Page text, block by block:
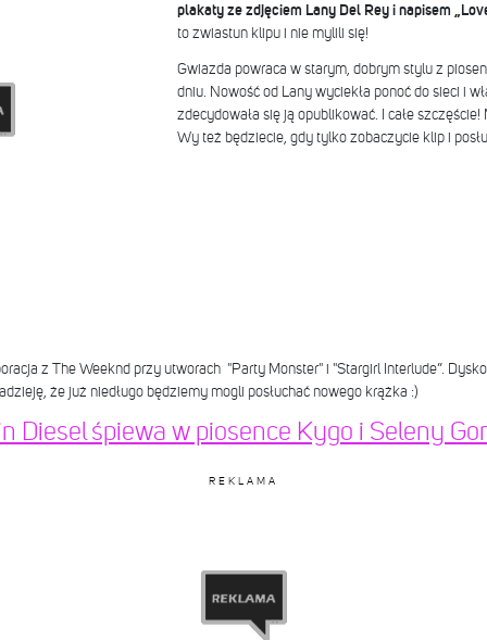
plakaty ze zdjęciem Lany Del Rey i napisem
to zwiastun klipu i nie mylili się!
Gwiazda powraca w starym, dobrym stylu z
dniu. Nowość od Lany wyciekła ponoć do sieci i
zdecydowała się ją opublikować. I całe
Wy też będziecie, gdy tylko zobaczycie klip i
z The Weeknd przy utworach "Party Monster" i "Stargirl Interlude”.
że już niedługo będziemy mogli posłuchać nowego krążka :)
Diesel śpiewa w piosence Kygo i Seleny
REKLAMA